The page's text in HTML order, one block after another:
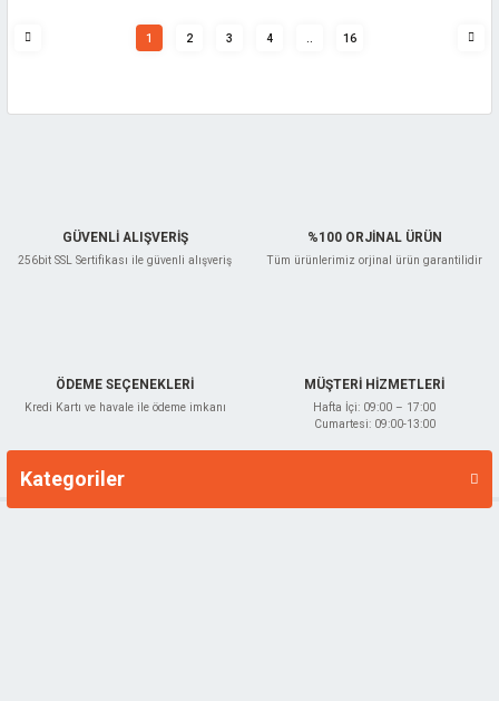
1 2 3 4 16
GÜVENLİ ALIŞVERİŞ
256bit SSL Sertifikası ile güvenli alışveriş
%100 ORJİNAL ÜRÜN
Tüm ürünlerimiz orjinal ürün garantilidir
ÖDEME SEÇENEKLERİ
Kredi Kartı ve havale ile ödeme imkanı
MÜŞTERİ HİZMETLERİ
Hafta İçi: 09:00 – 17:00
Cumartesi: 09:00-13:00
Kategoriler
Markalar